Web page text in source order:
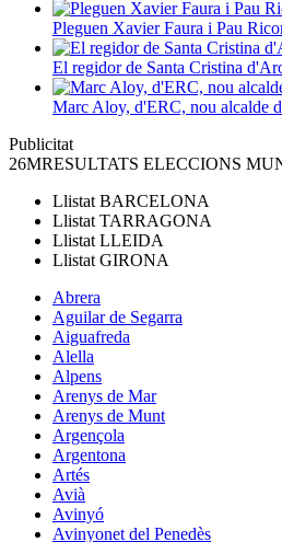
Pleguen Xavier Faura i Pau
El regidor de Santa Cristina
Marc Aloy, d'ERC, nou alcalde
Publicitat
26MRESULTATS ELECCIONS
Llistat BARCELONA
Llistat TARRAGONA
Llistat LLEIDA
Llistat GIRONA
Abrera
Aguilar de Segarra
Aiguafreda
Alella
Alpens
Arenys de Mar
Arenys de Munt
Argençola
Argentona
Artés
Avià
Avinyó
Avinyonet del Penedès